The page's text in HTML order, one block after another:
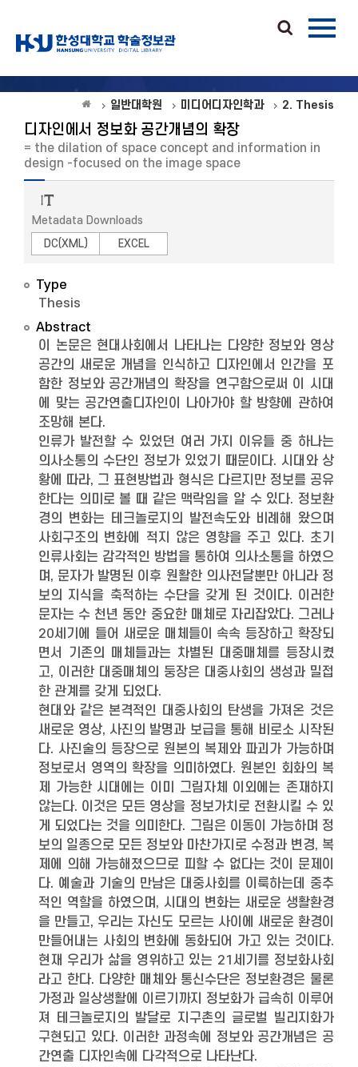
일반대학원 미디어디자인학과 2. Thesis
디자인에서 정보화 공간개념의 확장
= the dilation of space concept and information in
design -focused on the image space
Metadata Downloads
DC(XML)
EXCEL
Type
Thesis
Abstract
이 논문은 현대사회에서 나타나는 다양한 정보와 영상
공간의 새로운 개념을 인식하고 디자인에서 인간을 포
함한 정보와 공간개념의 확장을 연구함으로써 이 시대
에 맞는 공간연출디자인이 나아가야 할 방향에 관하여
조망해 본다.
인류가 발전할 수 있었던 여러 가지 이유들 중 하나는
의사소통의 수단인 정보가 있었기 때문이다. 시대와 상
황에 따라, 그 표현방법과 형식은 다르지만 정보를 공유
한다는 의미로 볼 때 같은 맥락임을 알 수 있다. 정보환
경의 변화는 테크놀로지의 발전속도와 비례해 왔으며
사회구조의 변화에 적지 않은 영향을 주고 있다. 초기
인류사회는 감각적인 방법을 통하여 의사소통을 하였으
며, 문자가 발명된 이후 원활한 의사전달뿐만 아니라 정
보의 지식을 축적하는 수단을 갖게 된 것이다. 이러한
문자는 수 천년 동안 중요한 매체로 자리잡았다. 그러나
20세기에 들어 새로운 매체들이 속속 등장하고 확장되
면서 기존의 매체들과는 차별된 대중매체를 등장시켰
고, 이러한 대중매체의 둥장은 대중사회의 생성과 밀접
한 관계를 갖게 되었다.
현대와 같은 본격적인 대중사회의 탄생을 가져온 것은
새로운 영상, 사진의 발명과 보급을 통해 비로소 시작된
다. 사진술의 등장으로 원본의 복제와 파괴가 가능하며
정보로서 영역의 확장을 의미하였다. 원본인 회화의 복
제 가능한 시대에는 이미 그림자체 이외에는 존재하지
않는다. 이것은 모든 영상을 정보가치로 전환시킬 수 있
게 되었다는 것을 의미한다. 그림은 이동이 가능하며 정
보의 일종으로 모든 정보와 마찬가지로 수정과 변경, 복
제에 의해 가능해졌으므로 피할 수 없다는 것이 문제이
다. 예술과 기술의 만남은 대중사회를 이룩하는데 중추
적인 역할을 하였으며, 시대의 변화는 새로운 생활환경
을 만들고, 우리는 자신도 모르는 사이에 새로운 환경이
만들어내는 사회의 변화에 동화되어 가고 있는 것이다.
현재 우리가 삶을 영위하고 있는 21세기를 정보화사회
라고 한다. 다양한 매체와 통신수단은 정보환경은 물론
가정과 일상생활에 이르기까지 정보화가 급속히 이루어
져 테크놀로지의 발달로 지구촌의 글로벌 빌리지화가
구현되고 있다. 이러한 과정속에 정보와 공간개념은 공
간연출 디자인속에 다각적으로 나타난다.